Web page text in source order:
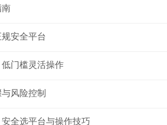
安全平台
门槛灵活操作
风险控制
全选平台与操作技巧